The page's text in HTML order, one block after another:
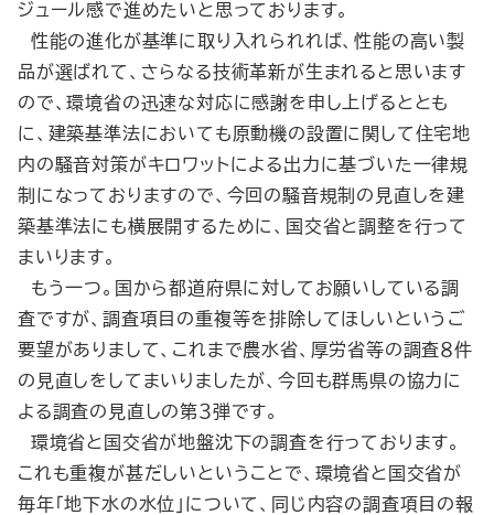
ジュール感で進めたいと思っております。
性能の進化が基準に取り入れられれば、性能の高い製
品が選ばれて、さらなる技術革新が生まれると思います
ので、環境省の迅速な対応に感謝を申し上げるととも
に、建築基準法においても原動機の設置に関して住宅地
内の騒音対策がキロワットによる出力に基づいた一律規
制になっておりますので、今回の騒音規制の見直しを建
築基準法にも横展開するために、国交省と調整を行って
まいります。
もう一つ。国から都道府県に対してお願いしている調
査ですが、調査項目の重複等を排除してほしいというご
要望がありまして、これまで農水省、厚労省等の調査８件
の見直しをしてまいりましたが、今回も群馬県の協力に
よる調査の見直しの第３弾です。
環境省と国交省が地盤沈下の調査を行っております。
これも重複が甚だしいということで、環境省と国交省が
毎年「地下水の水位」について、同じ内容の調査項目の報